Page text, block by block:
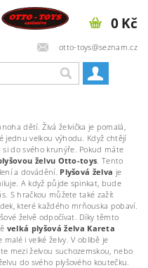
otto-toys@seznam.cz
0 Kč
dětí. Živá želvička je pomalá,
jednu velkou výhodu. Když chtějí
do svého krunýře. Pokud máte
želvu Otto-toys. Tento
a dovádění. Plyšová želva je
A když půjde spinkat, bude
S hračkou můžete také zažít
které každého mrňouska pobaví.
želvě odpočívat. Díky těmto
velká plyšová želva Kareta
i velké želvy. V oblibě je
mezi želvou suchozemskou, nebo
do svého plyšového koutečku.